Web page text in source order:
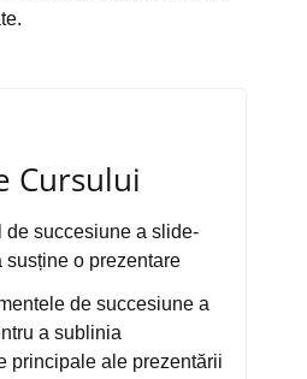
Cursului
de succesiune a slide-
susține o prezentare
de succesiune a
a sublinia
principale ale prezentării